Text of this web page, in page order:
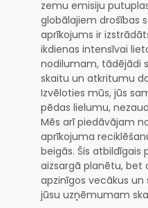
zemu emisiju
globālajiem drošības
aprīkojums ir
ikdienas intensīvai
nodilumam, tādējādi
skaitu un atkritumu
Izvēloties mūs, jūs
pēdas lielumu,
Mēs arī piedāvājam
aprīkojuma
beigās. Šis atbildīgais
aizsargā planētu, bet
apzinīgos vecākus
jūsu uzņēmumam